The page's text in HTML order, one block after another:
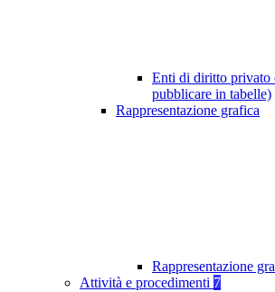
Enti di diritto privato
pubblicare in tabelle)
Rappresentazione grafica
Rappresentazione
Attività e procedimenti 7